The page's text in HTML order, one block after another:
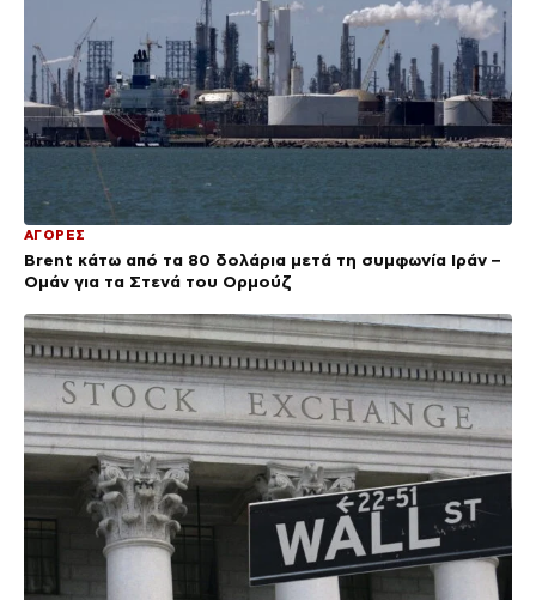
ΑΓΟΡΕΣ
Brent κάτω από τα 80 δολάρια μετά τη συμφωνία Ιράν –
Ομάν για τα Στενά του Ορμούζ